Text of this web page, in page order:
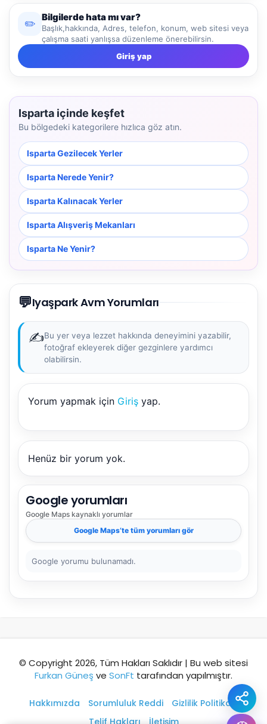
✏️
Bilgilerde hata mı var?
Başlık,hakkında, Adres, telefon, konum, web sitesi veya
çalışma saati yanlışsa düzenleme önerebilirsin.
Giriş yap
Isparta içinde keşfet
Bu bölgedeki kategorilere hızlıca göz atın.
Isparta Gezilecek Yerler
Isparta Nerede Yenir?
Isparta Kalınacak Yerler
Isparta Alışveriş Mekanları
Isparta Ne Yenir?
💬Iyaşpark Avm Yorumları
✍️Bu yer veya lezzet hakkında deneyimini yazabilir,
fotoğraf ekleyerek diğer gezginlere yardımcı
olabilirsin.
Yorum yapmak için Giriş yap.
Henüz bir yorum yok.
Google yorumları
Google Maps kaynaklı yorumlar
Google Maps’te tüm yorumları gör
Google yorumu bulunamadı.
© Copyright 2026, Tüm Hakları Saklıdır | Bu web sitesi
Furkan Güneş ve SonFt tarafından yapılmıştır.
Hakkımızda Sorumluluk Reddi
Gizlilik Politikası
Telif Hakları
İletişim
NBY Akıllı Asistan
önerir.
Şehir / ilçe
⭐ Popüler ✨ İlk kez gelen
🚶 Yürüyüş
Akıllı rota öner